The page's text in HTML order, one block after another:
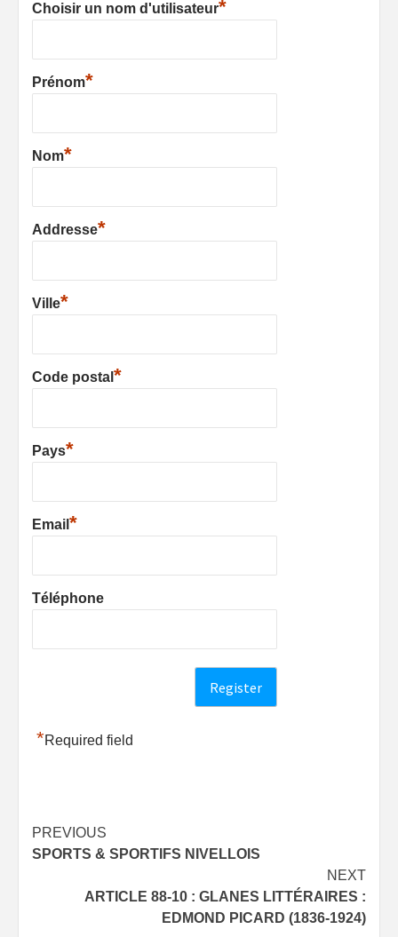
Choisir un nom d'utilisateur*
Prénom*
Nom*
Addresse*
Ville*
Code postal *
Pays*
Email *
Téléphone
*Required field
Post
navigation
PREVIOUS
SPORTS & SPORTIFS NIVELLOIS
NEXT
ARTICLE 88-10 : GLANES LITTÉRAIRES :
EDMOND PICARD (1836-1924)